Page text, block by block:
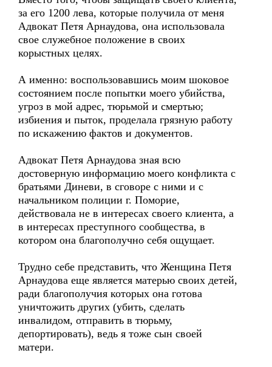
за его 1200 лева, которые получила от меня
Адвокат Петя Арнаудова, она использовала
свое служебное положение в своих
корыстных целях.
А именно: воспользовавшись моим шоковое
состоянием после попытки моего убийства,
угроз в мой адрес, тюрьмой и смертью;
избиения и пыток, проделала грязную работу
по искажению фактов и документов.
Адвокат Петя Арнаудова зная всю
достоверную информацию моего конфликта с
братьями Диневи, в сговоре с ними и с
начальником полиции г. Поморие,
действовала не в интересах своего клиента, а
в интересах преступного сообщества, в
котором она благополучно себя ощущает.
Трудно себе представить, что Женщина Петя
Арнаудова еще является матерью своих детей,
ради благополучия которых она готова
уничтожить других (убить, сделать
инвалидом, отправить в тюрьму,
депортировать), ведь я тоже сын своей
матери.